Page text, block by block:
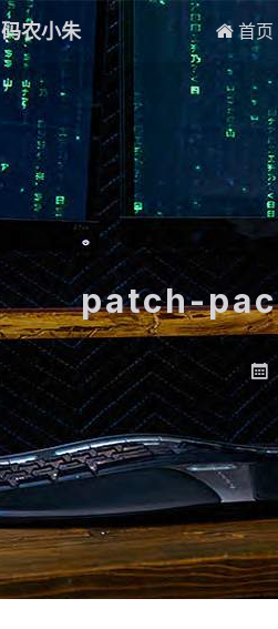
码农小朱  首页
patch-
